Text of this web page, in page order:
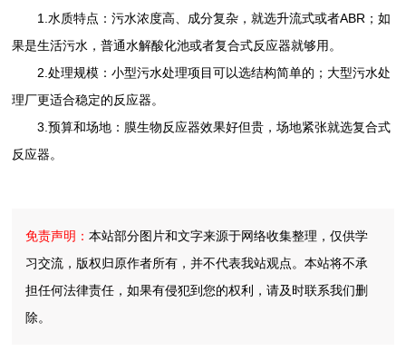
1.水质特点：污水浓度高、成分复杂，就选升流式或者ABR；如
果是生活污水，普通水解酸化池或者复合式反应器就够用。
2.处理规模：小型污水处理项目可以选结构简单的；大型污水处
理厂更适合稳定的反应器。
3.预算和场地：膜生物反应器效果好但贵，场地紧张就选复合式
反应器。
免责声明：本站部分图片和文字来源于网络收集整理，仅供学
习交流，版权归原作者所有，并不代表我站观点。本站将不承
担任何法律责任，如果有侵犯到您的权利，请及时联系我们删
除。